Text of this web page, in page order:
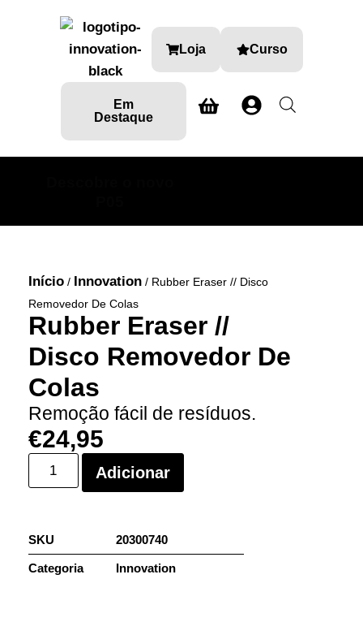
Loja Curso
Em
Destaque
Início / Innovation / Rubber Eraser // Disco
Removedor De Colas
Rubber Eraser //
Disco Removedor De
Colas
Remoção fácil de resíduos.
€24,95
Adicionar
SKU 20300740
Categoria Innovation